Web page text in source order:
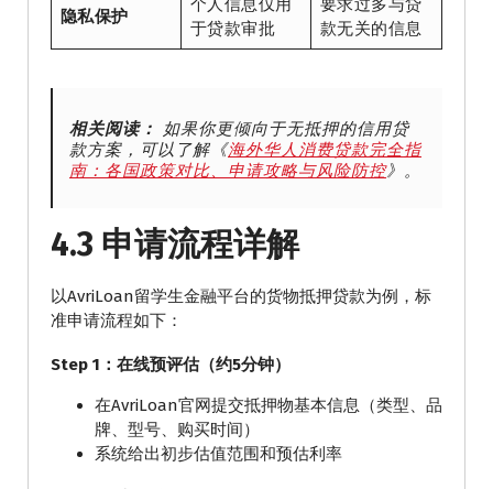
隐私保护
个人信息仅用
于贷款审批
要求过多与贷
款无关的信息
相关阅读：
如果你更倾向于无抵押的信用贷
款方案，可以了解《海外华人消费贷款完全指
南：各国政策对比、申请攻略与风险防控》。
4.3 申请流程详解
以AvriLoan留学生金融平台的货物抵押贷款为例，标
准申请流程如下：
Step 1：在线预评估（约5分钟）
在AvriLoan官网提交抵押物基本信息（类型、品
牌、型号、购买时间）
系统给出初步估值范围和预估利率